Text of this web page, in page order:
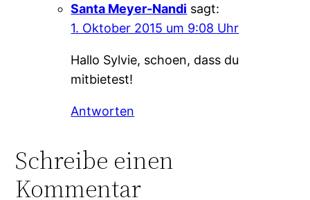
Santa Meyer-Nandi sagt:
1. Oktober 2015 um 9:08 Uhr
Hallo Sylvie, schoen, dass du
mitbietest!
Antworten
Schreibe einen
Kommentar